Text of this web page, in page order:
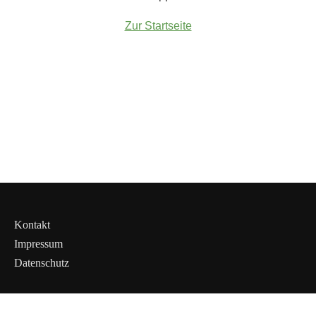
Zur Startseite
Kontakt
Impressum
Datenschutz